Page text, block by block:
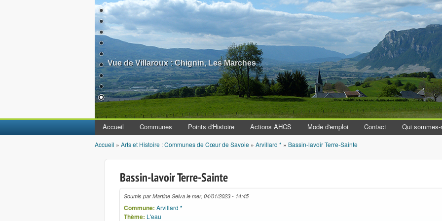
Aller au contenu principal
Vue de Villaroux : Chignin, Les Marches
Accueil Communes Points d'Histoire Actions AHCS Mode d'emploi Contact Qui
Vous êtes ici
Accueil » Arts et Histoire : Communes de Cœur de Savoie » Arvillard * » Bassin-lavoir Terre-Sainte
Bassin-lavoir Terre-Sainte
Soumis parMartine Selva le mer, 04/01/2023 - 14:45
Commune: Arvillard *
Thème: L'eau